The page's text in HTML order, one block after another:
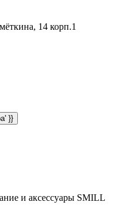
14 корп.1
}}
и аксессуары SMILL